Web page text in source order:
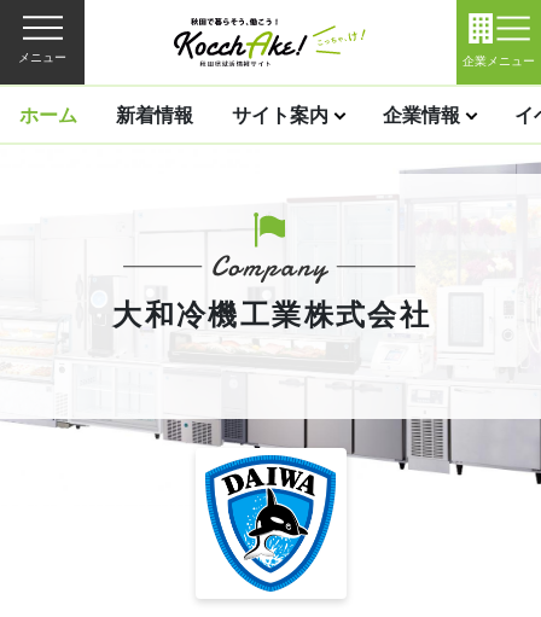
メニュー 企業メニュー
ホーム 新着情報 サイト案内 企業情報 イ
大和冷機工業株式会社